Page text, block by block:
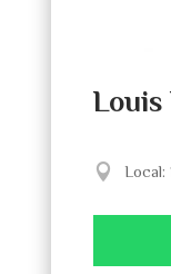
Louis
Local: